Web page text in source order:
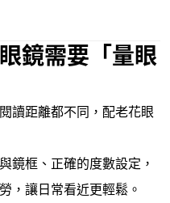
鏡需要「量眼
讀距離都不同，配老花眼
鏡框、正確的度數設定，
，讓日常看近更輕鬆。